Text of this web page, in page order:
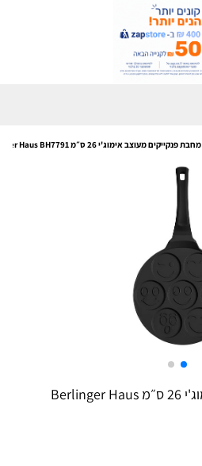
מחבת פנקייקים מעוצב אימוג'י 26 ס״מ Berlinger Haus BH7791
מחבת פנקייקים מעוצב אימוג'י 26 ס״מ Berlinger Haus